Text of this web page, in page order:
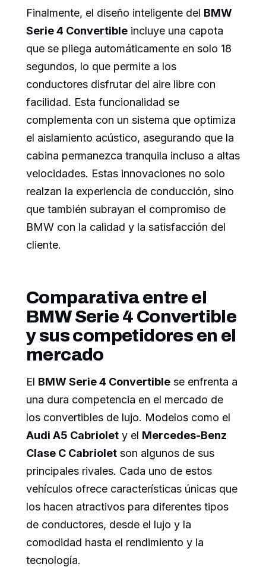
Finalmente, el diseño inteligente del BMW
Serie 4 Convertible incluye una capota
que se pliega automáticamente en solo 18
segundos, lo que permite a los
conductores disfrutar del aire libre con
facilidad. Esta funcionalidad se
complementa con un sistema que optimiza
el aislamiento acústico, asegurando que la
cabina permanezca tranquila incluso a altas
velocidades. Estas innovaciones no solo
realzan la experiencia de conducción, sino
que también subrayan el compromiso de
BMW con la calidad y la satisfacción del
cliente.
Comparativa entre el
BMW Serie 4 Convertible
y sus competidores en el
mercado
El BMW Serie 4 Convertible se enfrenta a
una dura competencia en el mercado de
los convertibles de lujo. Modelos como el
Audi A5 Cabriolet y el Mercedes-Benz
Clase C Cabriolet son algunos de sus
principales rivales. Cada uno de estos
vehículos ofrece características únicas que
los hacen atractivos para diferentes tipos
de conductores, desde el lujo y la
comodidad hasta el rendimiento y la
tecnología.